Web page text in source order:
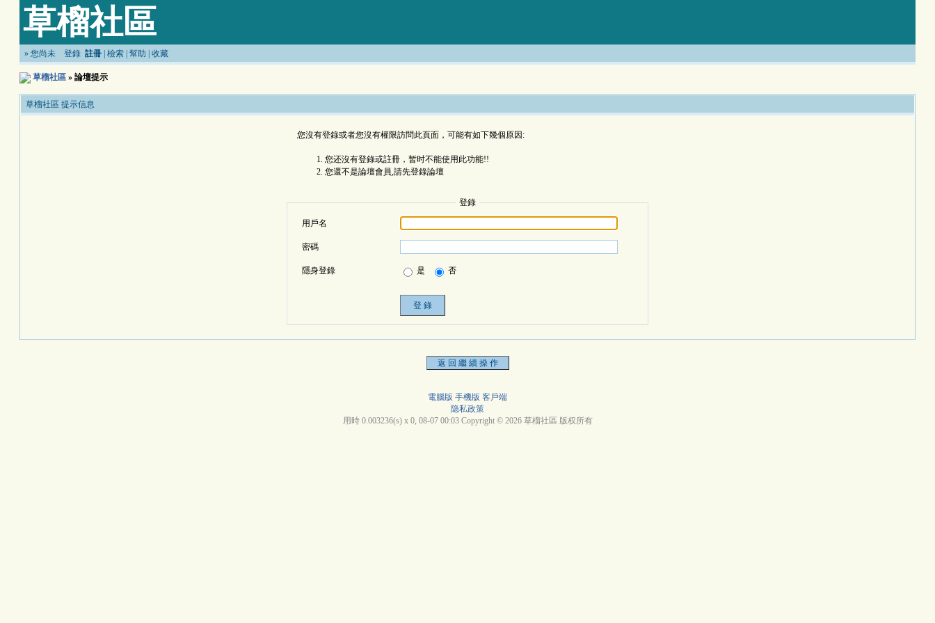
草榴社區
» 您尚未 登錄 註冊 檢索 幫助 收藏
草榴社區 » 論壇提示
草榴社區 提示信息
您沒有登錄或者您沒有權限訪問此頁面，可能有如下幾個原因:
您还沒有登錄或註冊，暂时不能使用此功能!!
您還不是論壇會員,請先登錄論壇
登錄
用戶名
密碼
隱身登錄 是 否
電腦版 手機版 客戶端
隐私政策
用時 0.003236(s) x 0, 08-07 00:03 Copyright © 2026 草榴社區 版权所有